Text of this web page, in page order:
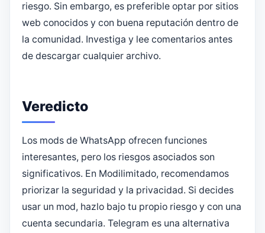
riesgo. Sin embargo, es preferible optar por sitios
web conocidos y con buena reputación dentro de
la comunidad. Investiga y lee comentarios antes
de descargar cualquier archivo.
Veredicto
Los mods de WhatsApp ofrecen funciones
interesantes, pero los riesgos asociados son
significativos. En Modilimitado, recomendamos
priorizar la seguridad y la privacidad. Si decides
usar un mod, hazlo bajo tu propio riesgo y con una
cuenta secundaria. Telegram es una alternativa